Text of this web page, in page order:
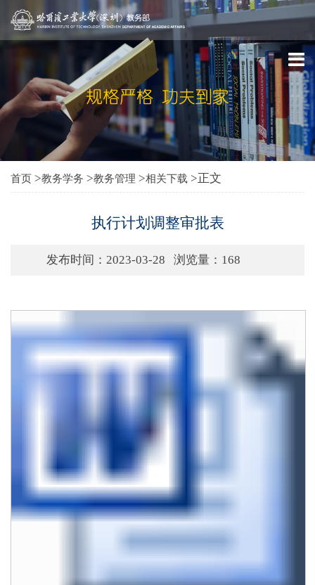
首页 >教务学务 >教务管理 >相关下载 >正文
执行计划调整审批表
发布时间：2023-03-28 浏览量： 168